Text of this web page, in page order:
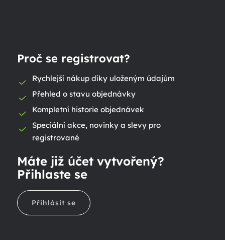
Proč se registrovat?
Rychlejší nákup díky uloženým údajům
Přehled o stavu objednávky
Kompletní historie objednávek
Speciální akce, novinky a slevy pro
registrované
Máte již účet vytvořený?
Přihlaste se
Přihlásit se